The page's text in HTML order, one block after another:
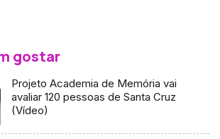
gostar
Projeto Academia de Memória vai
avaliar 120 pessoas de Santa Cruz
(Vídeo)